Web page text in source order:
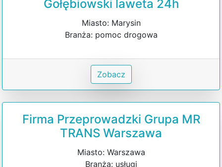
Gołębiowski laweta 24h
Miasto: Marysin
Branża: pomoc drogowa
Zobacz
Firma Przeprowadzki Grupa MR
TRANS Warszawa
Miasto: Warszawa
Branża: usługi